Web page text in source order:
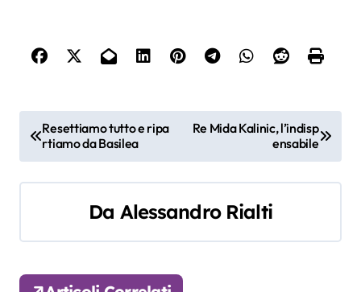
N
a
v
Resettiamo tutto e ripa
rtiamo da Basilea
Re Mida Kalinic, l’indisp
ensabile
Da Alessandro Rialti